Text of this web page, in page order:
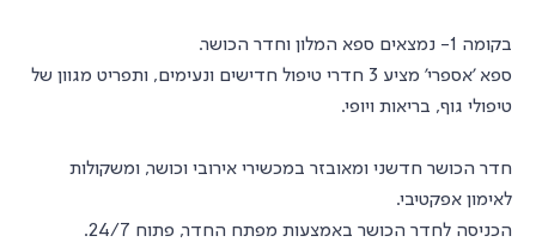
בקומה 1- נמצאים ספא המלון וחדר הכושר.
ספא 'אספרי' מציע 3 חדרי טיפול חדישים ונעימים, ותפריט מגוון של
טיפולי גוף, בריאות ויופי.
חדר הכושר חדשני ומאובזר במכשירי אירובי וכושר, ומשקולות
לאימון אפקטיבי.
הכניסה לחדר הכושר באמצעות מפתח החדר, פתוח 24/7.